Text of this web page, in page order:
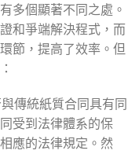
多個顯著不同之處。
和爭端解決程式，而
節，提高了效率。但
傳統紙質合同具有同
受到法律體系的保
應的法律規定。然